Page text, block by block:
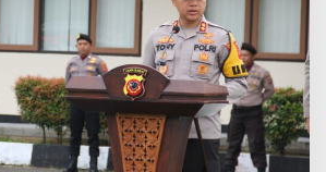
e
i
a
n